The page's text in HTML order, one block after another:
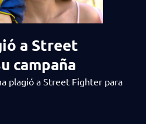
a Street
campaña
plagió a Street Fighter para